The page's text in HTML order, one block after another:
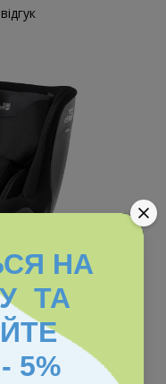
НА
ТА
5%